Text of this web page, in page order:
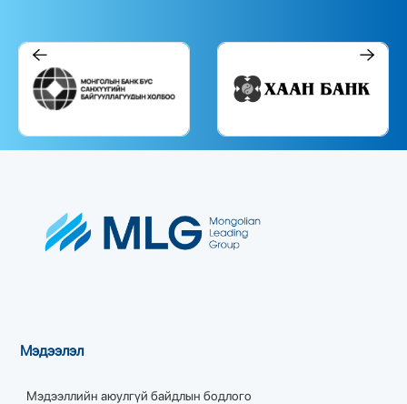
Мэдээлэл
Мэдээллийн аюулгүй байдлын бодлого